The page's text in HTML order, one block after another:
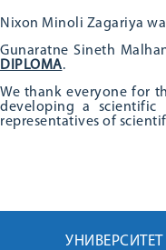
Nixon Minoli Zagariya
Gunaratne Sineth
DIPLOMA.
We thank everyone for
developing a scientific
representatives of
УНИВЕРСИТЕТ